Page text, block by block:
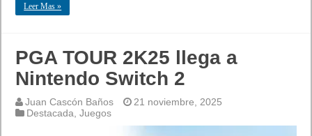
Leer Mas »
PGA TOUR 2K25 llega a
Nintendo Switch 2
Juan Cascón Baños
21 noviembre, 2025
Destacada ,Juegos